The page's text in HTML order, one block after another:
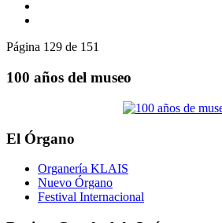
Página 129 de 151
100 años del museo
El Órgano
Organería KLAIS
Nuevo Órgano
Festival Internacional